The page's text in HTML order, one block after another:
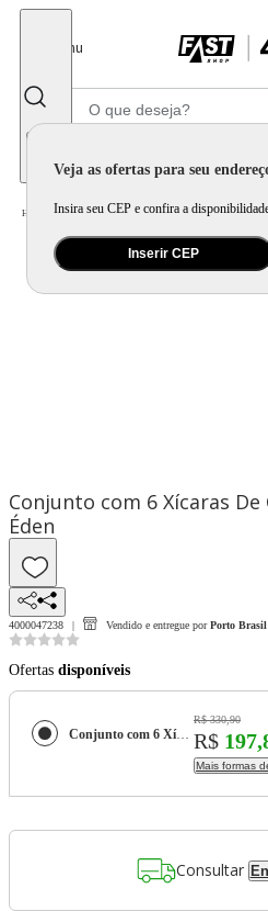
Menu
Veja as ofertas para seu
Insira seu CEP e confira a
Inserir CEP
Home Utilidade Doméstica Mesa / Jogo de Xícara e Xícara
Conjunto com 6 Xícaras
Éden
4000047238 Vendido e entregue por Porto Brasil
Ofertas disponíveis
Conjunto com 6 Xícaras De Café com 6 Pires Bio Éden
R$ 330,90
R$
Mais formas
Consultar